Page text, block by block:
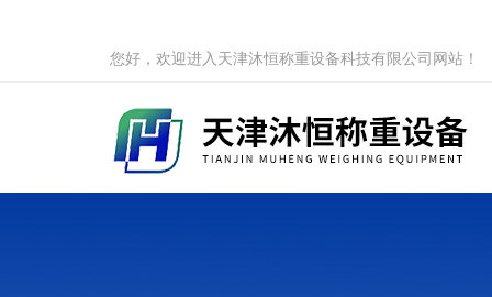
您好，欢迎进入天津沐恒称重设备科技有限公司网站！